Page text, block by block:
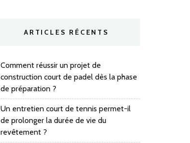
ARTICLES RÉCENTS
Comment réussir un projet de
construction court de padel dès la phase
de préparation ?
Un entretien court de tennis permet-il
de prolonger la durée de vie du
revêtement ?